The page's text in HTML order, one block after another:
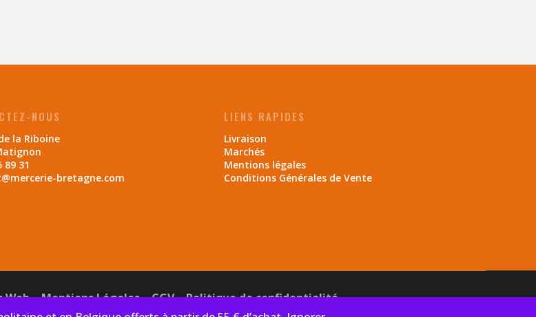
NOUS
la Riboine
89 31
bretagne.com
LIENS RAPIDES
Livraison
Marchés
Mentions légales
Conditions Générales de Vente
Web–Mentions Légales–CGV–Politique de confidentialité